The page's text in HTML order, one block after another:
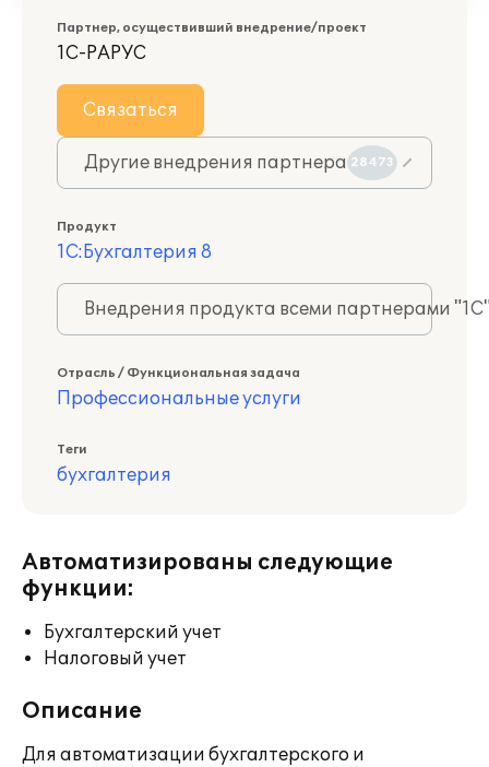
Партнер, осуществивший внедрение/проект
1С-РАРУС
Связаться
Другие внедрения партнера 28473
Продукт
1С:Бухгалтерия 8
Внедрения продукта всеми партнерами
Отрасль / Функциональная задача
Профессиональные услуги
Теги
бухгалтерия
Автоматизированы следующие
функции:
Бухгалтерский учет
Налоговый учет
Описание
Для автоматизации бухгалтерского и